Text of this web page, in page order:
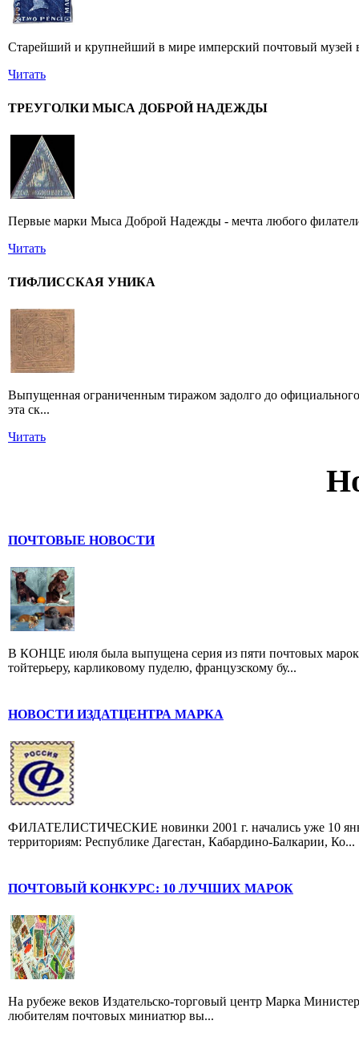
Старейший и крупнейший в мире имперский почтовый музей
Читать
ТРЕУГОЛКИ МЫСА ДОБРОЙ НАДЕЖДЫ
Первые марки Мыса Доброй Надежды - мечта любого
Читать
ТИФЛИССКАЯ УНИКА
Выпущенная ограниченным тиражом задолго до
эта ск...
Читать
ПОЧТОВЫЕ НОВОСТИ
В КОНЦЕ июля была выпущена серия из пяти почтовых
тойтерьеру, карликовому пуделю, французскому бу...
НОВОСТИ ИЗДАТЦЕНТРА МАРКА
ФИЛАТЕЛИСТИЧЕСКИЕ новинки 2001 г. начались уже 10
территориям: Республике Дагестан, Кабардино-Балкарии, Ко...
ПОЧТОВЫЙ КОНКУРС: 10 ЛУЧШИХ МАРОК
На рубеже веков Издательско-торговый центр Марка
любителям почтовых миниатюр вы...